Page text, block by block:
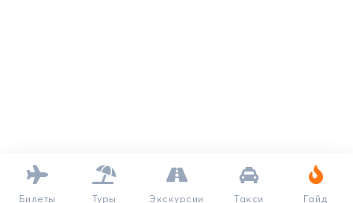
Билеты Туры Экскурсии Такси Гайд